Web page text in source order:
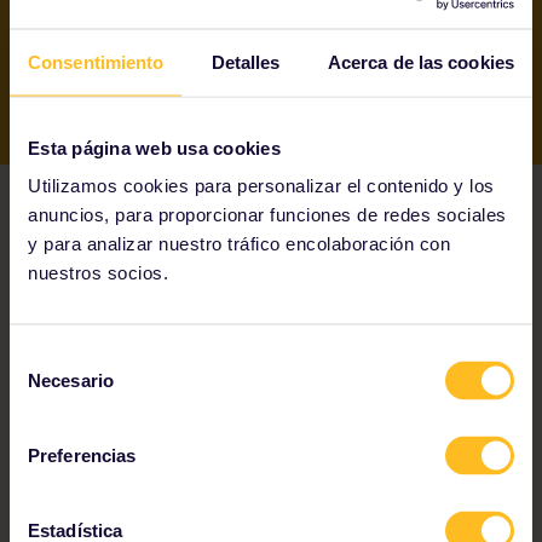
Consentimiento Detalles Acerca de las cookies
Esta página web usa cookies
Utilizamos cookies para personalizar el contenido y los
anuncios, para proporcionar funciones de redes sociales
y para analizar nuestro tráfico encolaboración con
nuestros socios.
Necesario
Preferencias
Estadística
¿Qué está incluido en